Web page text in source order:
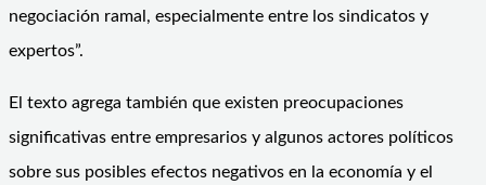
negociación ramal, especialmente entre los sindicatos y
expertos”.
El texto agrega también que existen preocupaciones
significativas entre empresarios y algunos actores políticos
sobre sus posibles efectos negativos en la economía y el